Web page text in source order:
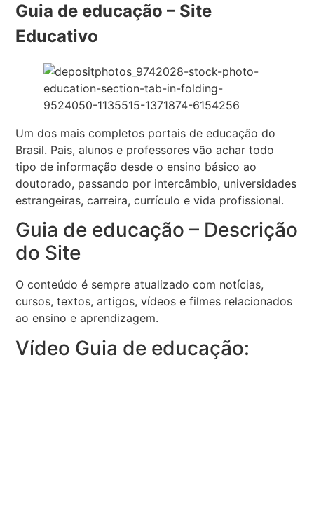
Guia de educação – Site
Educativo
Um dos mais completos portais de educação do
Brasil. Pais, alunos e professores vão achar todo
tipo de informação desde o ensino básico ao
doutorado, passando por intercâmbio, universidades
estrangeiras, carreira, currículo e vida profissional.
Guia de educação – Descrição
do Site
O conteúdo é sempre atualizado com notícias,
cursos, textos, artigos, vídeos e filmes relacionados
ao ensino e aprendizagem.
Vídeo Guia de educação: